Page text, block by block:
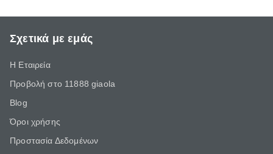
Σχετικά με εμάς
Η Εταιρεία
Προβολή στο 11888 giaola
Blog
Όροι χρήσης
Προστασία Δεδομένων